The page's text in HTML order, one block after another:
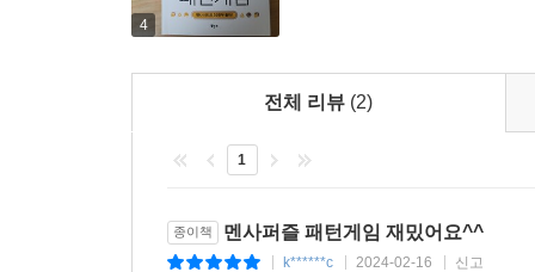
활용처 연구에 힘쓰는 것, 회원들에게 자극을 줄
취미 모임, 각종 강의와 세미나, 여행객을 위한 세
4
전체 리뷰 (2)
1
종이책 멘사퍼즐 패턴게임 재밌어요^^
k******c 2024-02-16 신고